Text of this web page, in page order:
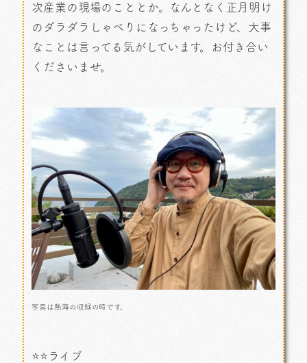
次産業の現場のこととか。なんとなく正月明け
のダラダラしゃべりになっちゃったけど、大事
なことは言ってる気がしています。お付き合い
くださいませ。
写真は熱海の収録の時です。
⭐⭐ライブ